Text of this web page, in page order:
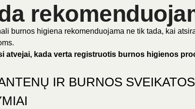
burnos higiena rekomenduojama ne tik tada, kai
atvejai, kada verta registruotis burnos higienos
IR BURNOS SVEIKATOS